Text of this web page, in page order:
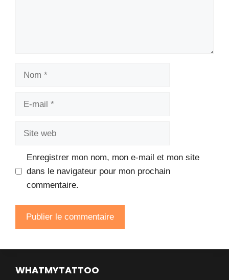
Enregistrer mon nom, mon e-mail et mon site
dans le navigateur pour mon prochain
commentaire.
WHATMYTATTOO